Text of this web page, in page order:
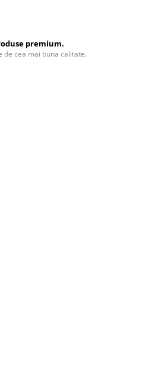
premium.
de cea mai buna calitate.